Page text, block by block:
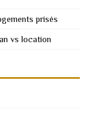
prisés
vs location